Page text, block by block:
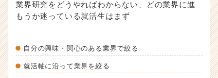
業界研究をどうやればわからない、どの業界に進
もうか迷っている就活生はまず
自分の興味・関心のある業界で絞る
就活軸に沿って業界を絞る